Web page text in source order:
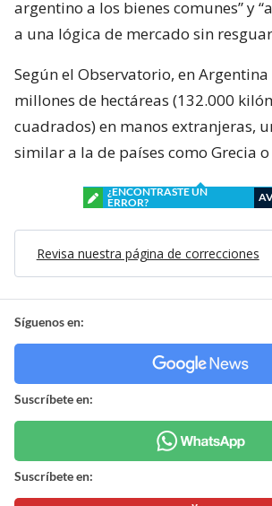
argentino a los bienes comunes” y
a una lógica de mercado sin
Según el Observatorio, en Argentina
millones de hectáreas (132.000
cuadrados) en manos extranjeras,
similar a la de países como Grecia
¿ENCONTRASTE UN
ERROR?
Revisa nuestra página de correcciones
Síguenos en:
Suscríbete en:
Suscríbete en: